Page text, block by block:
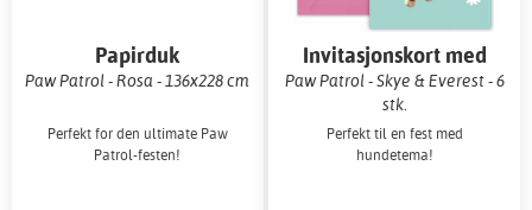
Papirduk
Paw Patrol - Rosa - 136x228 cm
Perfekt for den ultimate Paw
Patrol-festen!
Invitasjonskort med
konvolutter
Paw Patrol - Skye & Everest - 6
stk.
Perfekt til en fest med
hundetema!